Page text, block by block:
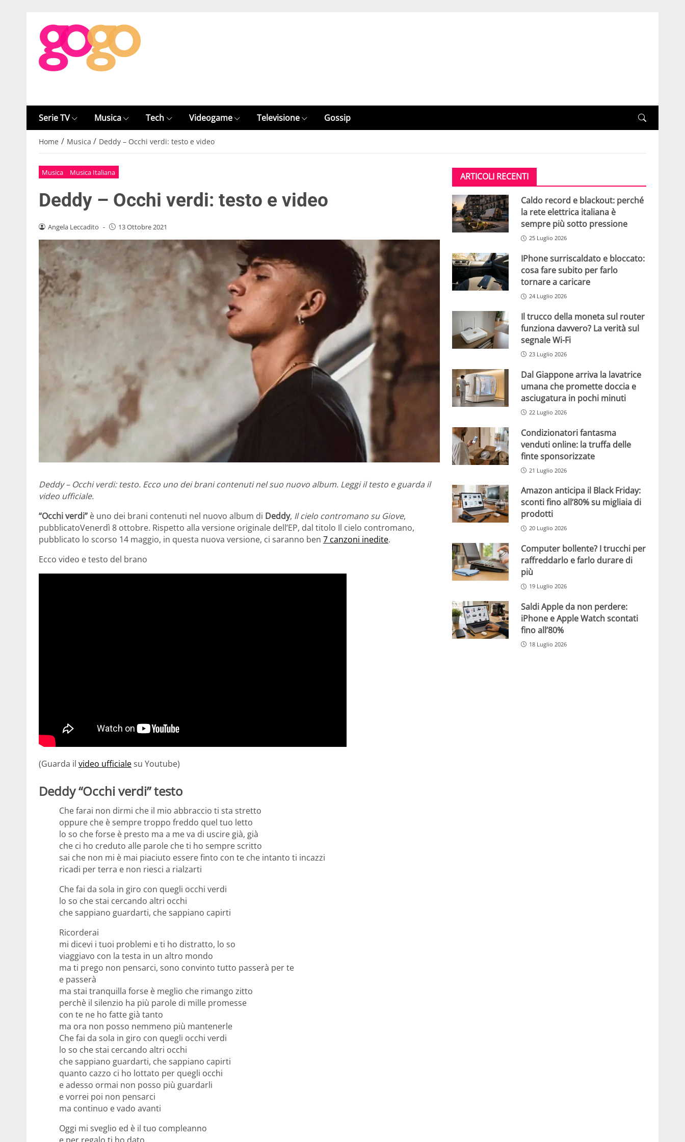
Serie TV Musica Tech Videogame Televisione Gossip
Home / Musica / Deddy – Occhi verdi: testo e video
Musica Musica Italiana
Deddy – Occhi verdi: testo e video
Angela Leccadito - 13 Ottobre 2021
Deddy – Occhi verdi: testo. Ecco uno dei brani contenuti nel suo nuovo album. Leggi il testo e guarda il
video ufficiale.
“Occhi verdi” è uno dei brani contenuti nel nuovo album di Deddy, Il cielo contromano su Giove,
pubblicatoVenerdì 8 ottobre. Rispetto alla versione originale dell’EP, dal titolo Il cielo contromano,
pubblicato lo scorso 14 maggio, in questa nuova versione, ci saranno ben 7 canzoni inedite.
Ecco video e testo del brano
(Guarda il video ufficialesu Youtube)
Deddy “Occhi verdi” testo
Che farai non dirmi che il mio abbraccio ti sta stretto
oppure che è sempre troppo freddo quel tuo letto
lo so che forse è presto ma a me va di uscire già, già
che ci ho creduto alle parole che ti ho sempre scritto
sai che non mi è mai piaciuto essere finto con te che intanto ti incazzi
ricadi per terra e non riesci a rialzarti
Che fai da sola in giro con quegli occhi verdi
lo so che stai cercando altri occhi
che sappiano guardarti, che sappiano capirti
Ricorderai
mi dicevi i tuoi problemi e ti ho distratto, lo so
viaggiavo con la testa in un altro mondo
ma ti prego non pensarci, sono convinto tutto passerà per te
e passerà
ma stai tranquilla forse è meglio che rimango zitto
perchè il silenzio ha più parole di mille promesse
con te ne ho fatte già tanto
ma ora non posso nemmeno più mantenerle
Che fai da sola in giro con quegli occhi verdi
lo so che stai cercando altri occhi
che sappiano guardarti, che sappiano capirti
quanto cazzo ci ho lottato per quegli occhi
e adesso ormai non posso più guardarli
e vorrei poi non pensarci
ma continuo e vado avanti
Oggi mi sveglio ed è il tuo compleanno
ARTICOLI RECENTI
Caldo record e blackout: perché
la rete elettrica italiana è
sempre più sotto pressione
25 Luglio 2026
IPhone surriscaldato e bloccato:
cosa fare subito per farlo
tornare a caricare
24 Luglio 2026
Il trucco della moneta sul router
funziona davvero? La verità sul
segnale Wi-Fi
23 Luglio 2026
Dal Giappone arriva la lavatrice
umana che promette doccia e
asciugatura in pochi minuti
22 Luglio 2026
Condizionatori fantasma
venduti online: la truffa delle
finte sponsorizzate
21 Luglio 2026
Amazon anticipa il Black Friday:
sconti fino all’80% su migliaia di
prodotti
20 Luglio 2026
Computer bollente? I trucchi per
raffreddarlo e farlo durare di
più
19 Luglio 2026
Saldi Apple da non perdere:
iPhone e Apple Watch scontati
fino all’80%
18 Luglio 2026